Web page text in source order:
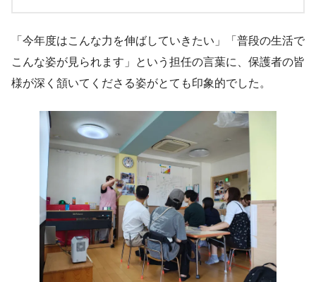
「今年度はこんな力を伸ばしていきたい」「普段の生活で
こんな姿が見られます」という担任の言葉に、保護者の皆
様が深く頷いてくださる姿がとても印象的でした。